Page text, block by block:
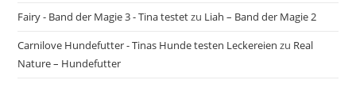
Fairy - Band der Magie 3 - Tina testetzu Liah – Band der Magie 2
Carnilove Hundefutter - Tinas Hunde testen Leckereien zu Real
Nature – Hundefutter